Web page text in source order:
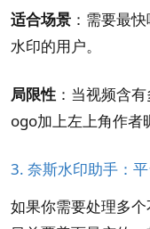
适合场景 ：需要最
水印的用户。
局限性 ：当视频含
ogo加上左上角作者
3. 奈斯水印助手：
如果你需要处理多个